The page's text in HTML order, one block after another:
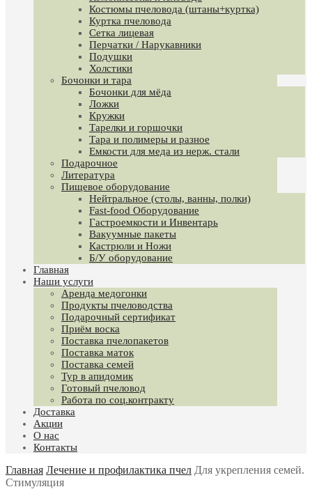
Костюмы пчеловода (штаны+куртка)
Куртка пчеловода
Сетка лицевая
Перчатки / Нарукавники
Подушки
Холстики
Бочонки и тара
Бочонки для мёда
Ложки
Кружки
Тарелки и горшочки
Тара и полимеры и разное
Емкости для меда из нерж. стали
Подарочное
Литература
Пищевое оборудование
Нейтральное (столы, ванны, полки)
Fast-food Оборудование
Гастроемкости и Инвентарь
Вакуумные пакеты
Кастрюли и Ножи
Б/У оборудование
Главная
Наши услуги
Аренда медогонки
Продукты пчеловодства
Подарочный сертификат
Приём воска
Поставка пчелопакетов
Поставка маток
Поставка семей
Тур в апидомик
Готовый пчеловод
Работа по соц.контракту
Доставка
Акции
О нас
Контакты
Главная Лечение и профилактика пчел Для укрепления семей.
Стимуляция